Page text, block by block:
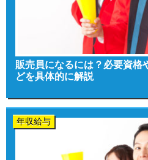
販売員になるには？必要資格
どを具体的に解説
年収給与